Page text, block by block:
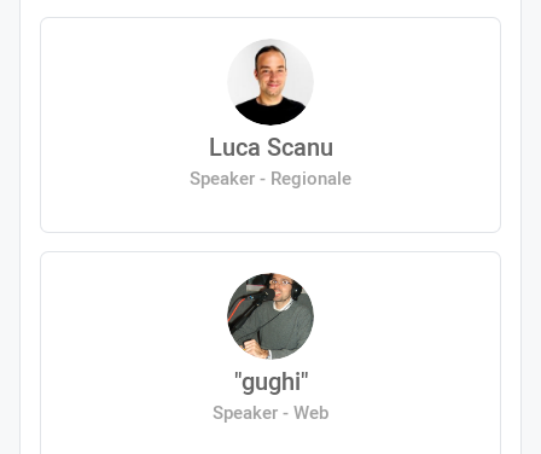
Luca Scanu
Speaker - Regionale
"gughi"
Speaker - Web